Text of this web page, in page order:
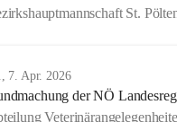
St.
7. Apr. 2026
der NÖ